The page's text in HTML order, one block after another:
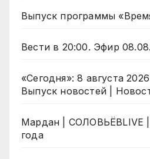
Выпуск программы
Вести в 20:00. Эфир
«Сегодня»: 8 августа 2026
Выпуск новостей |
Мардан | СОЛОВЬЁВLIVE |
года